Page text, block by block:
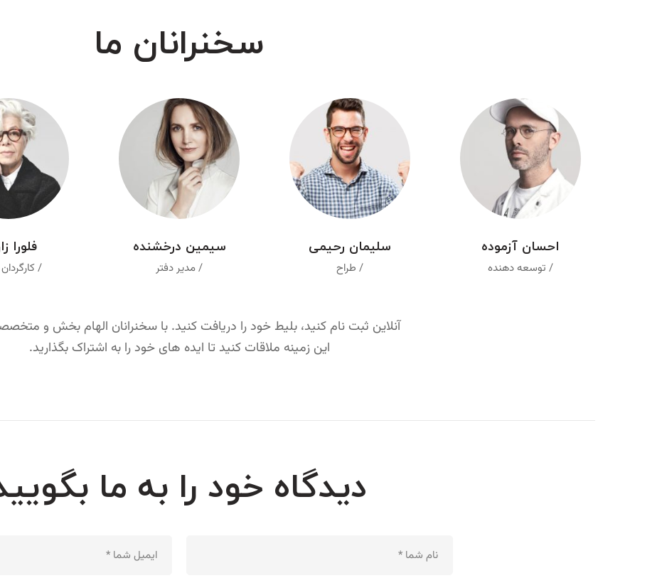
سخنرانان ما
احسان آزموده
/ توسعه دهنده
سلیمان رحیمی
/ طراح
سیمین درخشنده
/ مدیر دفتر
فلورا
/
آنلاین ثبت نام کنید، بلیط خود را دریافت کنید. با سخنرانان الهام بخش و
این زمینه ملاقات کنید تا ایده های خود را به اشتراک بگذارید.
دیدگاه خود را به ما